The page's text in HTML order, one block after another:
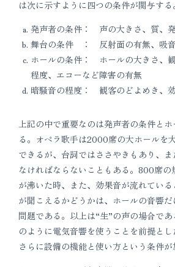
は次に示すように四つの条件が関与する。
発声者の条件： 声の大きさ、質、
舞台の条件 ： 反射面の有無、吸
ホールの条件： ホールの大きさ、
程度、エコーなど障害の有無
暗騒音の程度： 観客のどよめき、
上記の中で重要なのは発声者の条件と
る。オペラ歌手は2000席の大ホールを
できるが、台詞ではささやきもあり、
なければならないこともある。800席の
が沸いた時、また、効果音が流れてい
が聞こえるかどうかは、ホールの音響
問題である。以上は“生”の声の場合で
のように電気音響を使うことを前提と
さらに設備の機能と使い方という条件が